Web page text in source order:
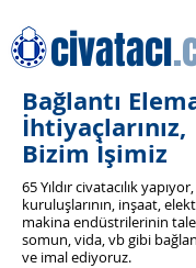
Bağlantı
İhtiyaçlarınız,
Bizim İşimiz
65 Yıldır civatacılık
kuruluşlarının, inşaat,
makina endüstrilerinin
somun, vida, vb gibi
ve imal ediyoruz.
civatacı